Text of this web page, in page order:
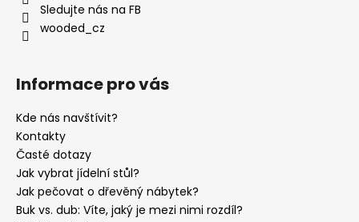
Sledujte nás na FB
wooded_cz
Informace pro vás
Kde nás navštívit?
Kontakty
Časté dotazy
Jak vybrat jídelní stůl?
Jak pečovat o dřevěný nábytek?
Buk vs. dub: Víte, jaký je mezi nimi rozdíl?